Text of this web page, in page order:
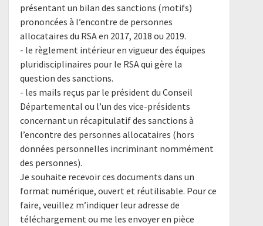
présentant un bilan des sanctions (motifs)
prononcées à l’encontre de personnes
allocataires du RSA en 2017, 2018 ou 2019.
- le règlement intérieur en vigueur des équipes
pluridisciplinaires pour le RSA qui gère la
question des sanctions.
- les mails reçus par le président du Conseil
Départemental ou l’un des vice-présidents
concernant un récapitulatif des sanctions à
l’encontre des personnes allocataires (hors
données personnelles incriminant nommément
des personnes).
Je souhaite recevoir ces documents dans un
format numérique, ouvert et réutilisable. Pour ce
faire, veuillez m’indiquer leur adresse de
téléchargement ou me les envoyer en pièce